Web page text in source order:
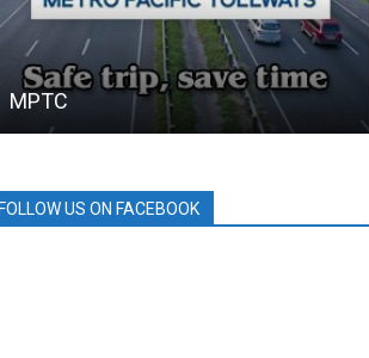
MPTC
US ON FACEBOOK